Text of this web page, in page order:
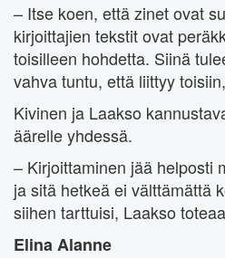
– Itse koen, että zinet ovat
kirjoittajien tekstit ovat
toisilleen hohdetta. Siinä
vahva tuntu, että liittyy
Kivinen ja Laakso
äärelle yhdessä.
– Kirjoittaminen jää helposti
ja sitä hetkeä ei välttämättä
siihen tarttuisi, Laakso
Elina Alanne